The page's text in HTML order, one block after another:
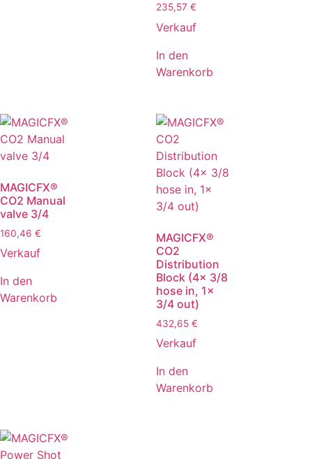
235,57 €
Verkauf
In den
Warenkorb
MAGICFX®
CO2 Manual
valve 3/4
160,46 €
Verkauf
In den
Warenkorb
MAGICFX®
CO2
Distribution
Block (4x 3/8
hose in, 1x
3/4 out)
432,65 €
Verkauf
In den
Warenkorb